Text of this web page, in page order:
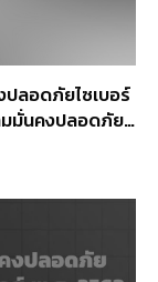
ลอดภัยไซเบอร์
มมั่นคงปลอดภัย